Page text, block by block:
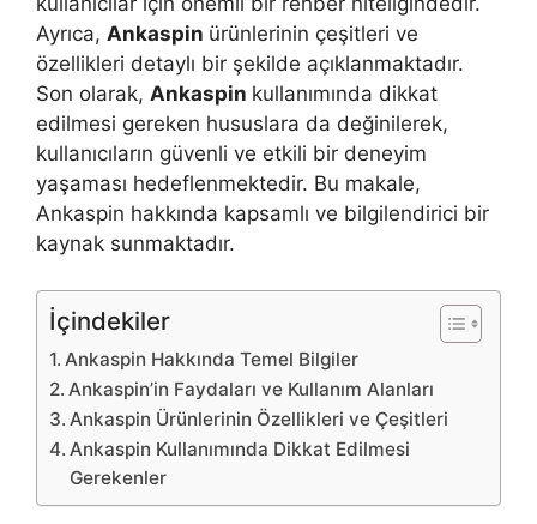
Ayrıca, Ankaspin ürünlerinin çeşitleri ve
özellikleri detaylı bir şekilde açıklanmaktadır.
Son olarak, Ankaspin kullanımında dikkat
edilmesi gereken hususlara da değinilerek,
kullanıcıların güvenli ve etkili bir deneyim
yaşaması hedeflenmektedir. Bu makale,
Ankaspin hakkında kapsamlı ve bilgilendirici bir
kaynak sunmaktadır.
İçindekiler
Ankaspin Hakkında Temel Bilgiler
Ankaspin’in Faydaları ve Kullanım Alanları
Ankaspin Ürünlerinin Özellikleri ve Çeşitleri
Ankaspin Kullanımında Dikkat Edilmesi
Gerekenler